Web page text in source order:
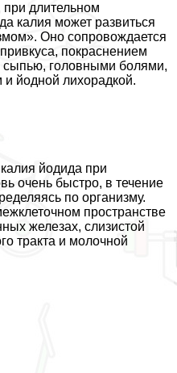
при длительном
калия может развиться
Оно сопровождается
покраснением
сыпью, головными болями,
и йодной лихорадкой.
йодида при
очень быстро, в течение
по организму.
прострaнcтве
железах, слизистой
тpaкта и молочной